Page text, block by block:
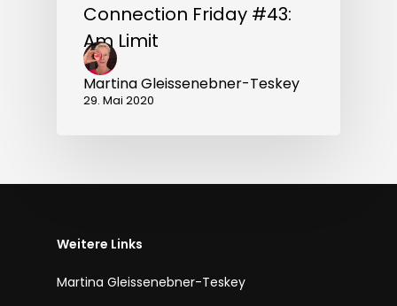
Connection Friday #43:
Am Limit
Martina Gleissenebner-Teskey
29. Mai 2020
Weitere Links
Martina Gleissenebner-Teskey